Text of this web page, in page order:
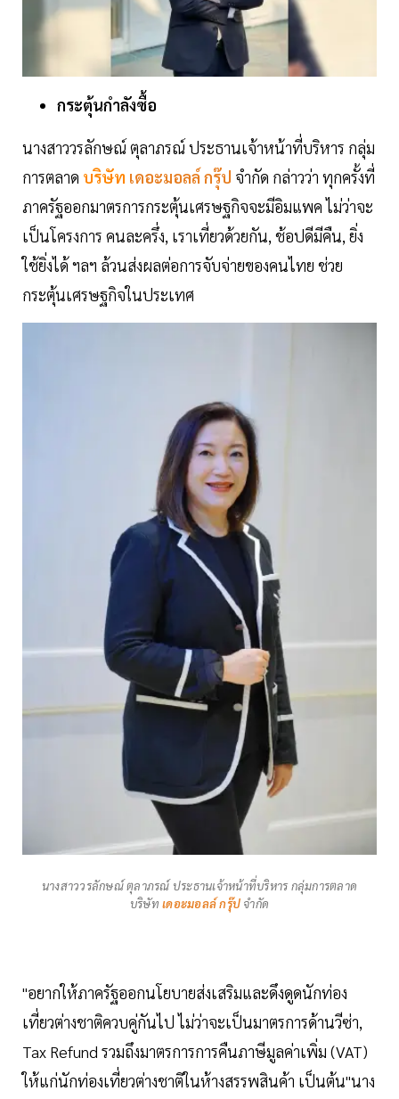
กระตุ้นกำลังซื้อ
นางสาววรลักษณ์ ตุลาภรณ์ ประธานเจ้าหน้าที่บริหาร กลุ่ม
การตลาด บริษัท เดอะมอลล์ กรุ๊ป จำกัด กล่าวว่า ทุกครั้งที่
ภาครัฐออกมาตรการกระตุ้นเศรษฐกิจจะมีอิมแพค ไม่ว่าจะ
เป็นโครงการ คนละครึ่ง, เราเที่ยวด้วยกัน, ช้อปดีมีคืน, ยิ่ง
ใช้ยิ่งได้ ฯลฯ ล้วนส่งผลต่อการจับจ่ายของคนไทย ช่วย
กระตุ้นเศรษฐกิจในประเทศ
นางสาววรลักษณ์ ตุลาภรณ์ ประธานเจ้าหน้าที่บริหาร กลุ่มการตลาด
บริษัท เดอะมอลล์ กรุ๊ป จำกัด
"อยากให้ภาครัฐออกนโยบายส่งเสริมและดึงดูดนักท่อง
เที่ยวต่างชาติควบคู่กันไป ไม่ว่าจะเป็นมาตรการด้านวีซ่า,
Tax Refund รวมถึงมาตรการการคืนภาษีมูลค่าเพิ่ม (VAT)
ให้แก่นักท่องเที่ยวต่างชาติในห้างสรรพสินค้า เป็นต้น"นาง